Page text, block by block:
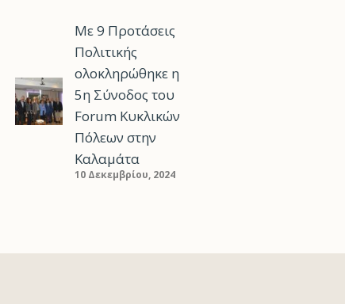
Με 9 Προτάσεις
Πολιτικής
ολοκληρώθηκε η
5η Σύνοδος του
Forum Κυκλικών
Πόλεων στην
Καλαμάτα
10 Δεκεμβρίου, 2024